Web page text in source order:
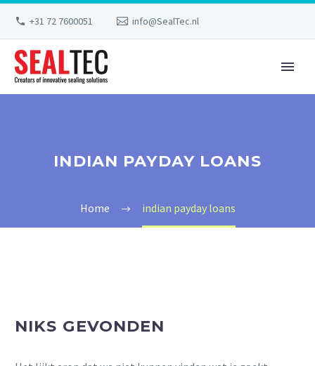
+31 72 7600051 info@SealTec.nl
INDIAN PAYDAY LOANS
Home indian payday loans
NIKS GEVONDEN